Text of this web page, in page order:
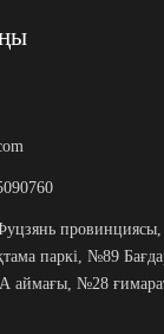
провинциясы,
паркі, №89
аймағы, №28